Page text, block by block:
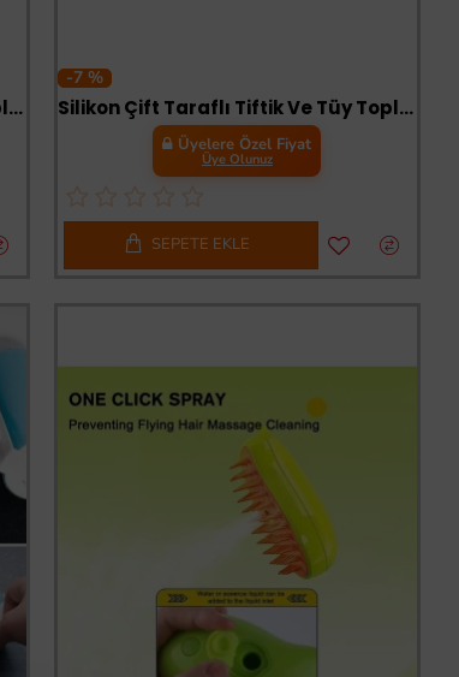
Silikon Çift Taraflı Tiftik Ve Tüy Toplayıcı 12.5 cm*14 cm Mavi
-7 %
Silikon Çift Taraflı Tiftik Ve Tüy Toplayıcı 12.5 cm*14 cm Siyah
Üyelere Özel Fiyat
Üye Olunuz
SEPETE EKLE